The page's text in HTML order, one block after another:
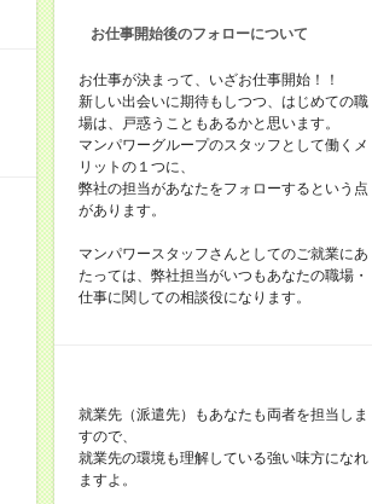
お仕事開始後のフォローについて
お仕事が決まって、いざお仕事開始！！
新しい出会いに期待もしつつ、はじめての職
場は、戸惑うこともあるかと思います。
マンパワーグループのスタッフとして働くメ
リットの１つに、
弊社の担当があなたをフォローするという点
があります。
マンパワースタッフさんとしてのご就業にあ
たっては、弊社担当がいつもあなたの職場・
仕事に関しての相談役になります。
就業先（派遣先）もあなたも両者を担当しま
すので、
就業先の環境も理解している強い味方になれ
ますよ。